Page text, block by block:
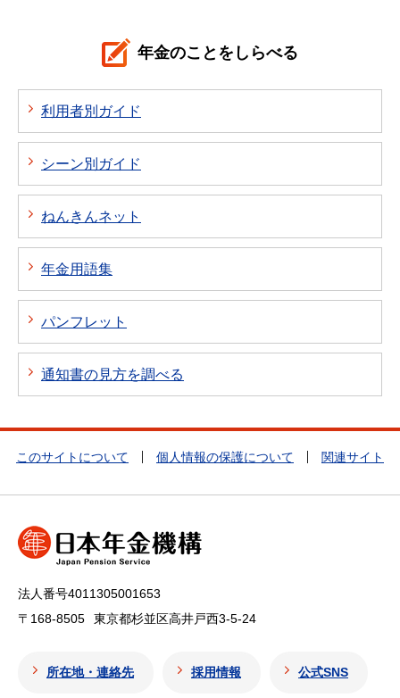
年金のことをしらべる
利用者別ガイド
シーン別ガイド
ねんきんネット
年金用語集
パンフレット
通知書の見方を調べる
このサイトについて 個人情報の保護について 関連サイト
法人番号4011305001653
〒168-8505
東京都杉並区高井戸西3-5-24
所在地・連絡先 採用情報 公式SNS